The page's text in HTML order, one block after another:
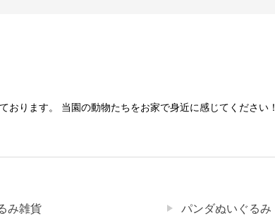
ります。 当園の動物たちをお家で身近に感じてください！
み雑貨 パンダぬいぐるみ